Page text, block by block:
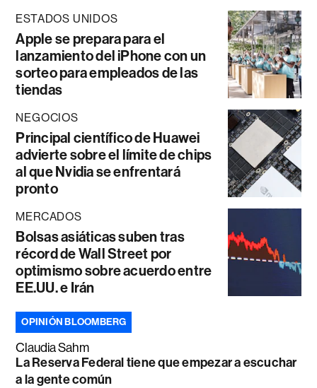
ESTADOS UNIDOS
Apple se prepara para el
lanzamiento del iPhone con un
sorteo para empleados de las
tiendas
NEGOCIOS
Principal científico de Huawei
advierte sobre el límite de chips
al que Nvidia se enfrentará
pronto
MERCADOS
Bolsas asiáticas suben tras
récord de Wall Street por
optimismo sobre acuerdo entre
EE.UU. e Irán
OPINIÓN BLOOMBERG
Claudia Sahm
La Reserva Federal tiene que empezar a escuchar
a la gente común